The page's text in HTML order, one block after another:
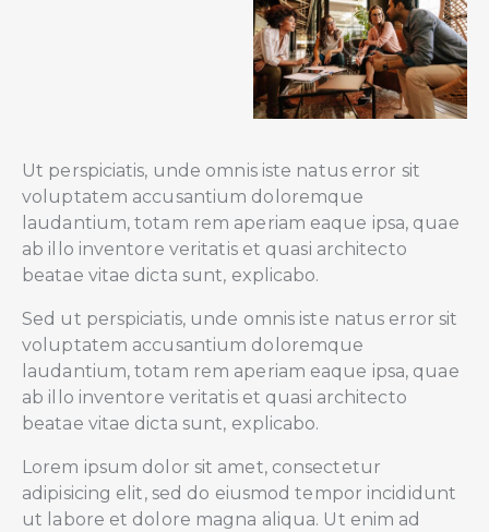
Ut perspiciatis, unde omnis iste natus error sit
voluptatem accusantium doloremque
laudantium, totam rem aperiam eaque ipsa, quae
ab illo inventore veritatis et quasi architecto
beatae vitae dicta sunt, explicabo.
Sed ut perspiciatis, unde omnis iste natus error sit
voluptatem accusantium doloremque
laudantium, totam rem aperiam eaque ipsa, quae
ab illo inventore veritatis et quasi architecto
beatae vitae dicta sunt, explicabo.
Lorem ipsum dolor sit amet, consectetur
adipisicing elit, sed do eiusmod tempor incididunt
ut labore et dolore magna aliqua. Ut enim ad